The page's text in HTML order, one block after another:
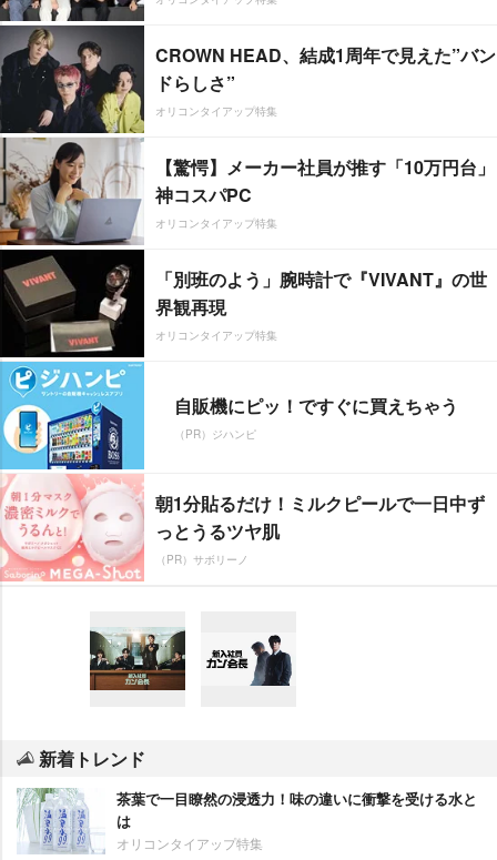
CROWN HEAD、結成1周年で見えた”バン
ドらしさ”
オリコンタイアップ特集
【驚愕】メーカー社員が推す「10万円台」
神コスパPC
オリコンタイアップ特集
「別班のよう」腕時計で『VIVANT』の世
界観再現
オリコンタイアップ特集
自販機にピッ！ですぐに買えちゃう
（PR）ジハンピ
朝1分貼るだけ！ミルクピールで一日中ず
っとうるツヤ肌
（PR）サボリーノ
新着トレンド
茶葉で一目瞭然の浸透力！味の違いに衝撃を受ける水と
は
オリコンタイアップ特集